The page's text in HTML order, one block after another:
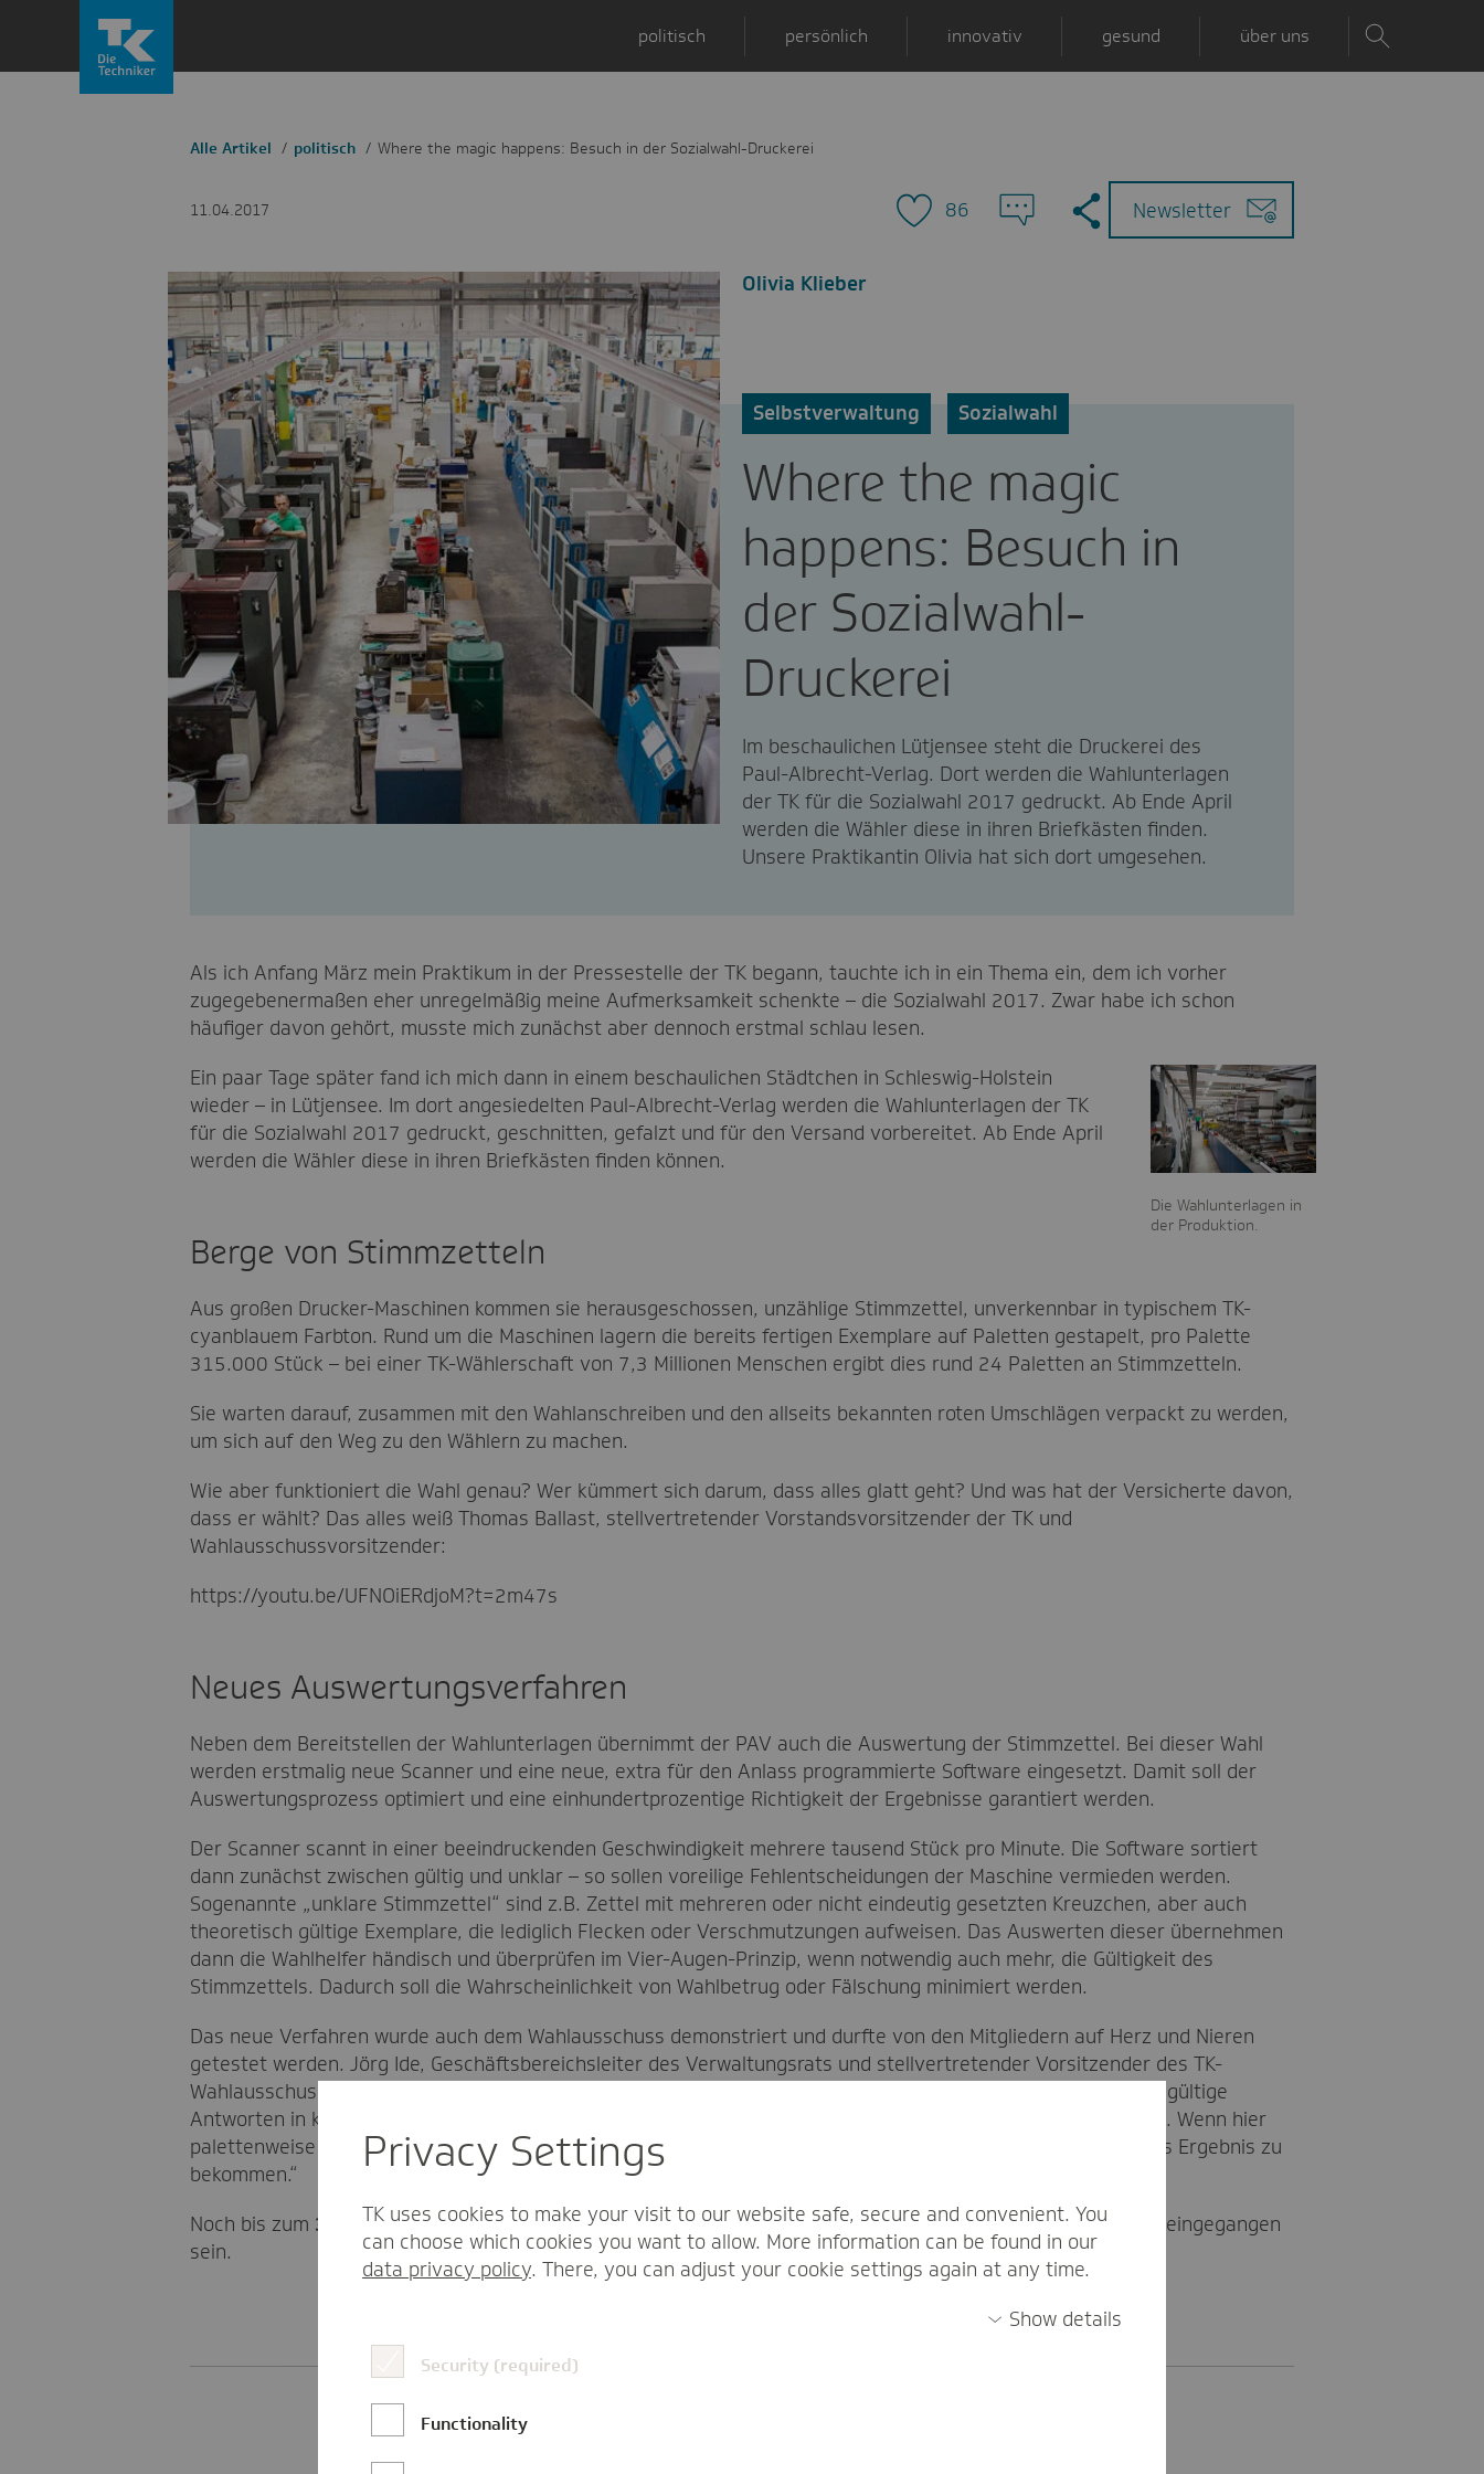
politisch persönlich innovativ gesund über uns
Alle Artikel politisch Where the magic happens: Besuch in der Sozialwahl-Druckerei
11.04.2017 86
Zu
den
Kommentaren
MailNewsletter
Olivia Klieber
Selbstverwaltung Sozialwahl
Where the magic
happens: Besuch in
der Sozialwahl-
Druckerei
Im beschaulichen Lütjensee steht die Druckerei des
Paul-Albrecht-Verlag. Dort werden die Wahlunterlagen
der TK für die Sozialwahl 2017 gedruckt. Ab Ende April
werden die Wähler diese in ihren Briefkästen finden.
Unsere Praktikantin Olivia hat sich dort umgesehen.
Als ich Anfang März mein Praktikum in der Pressestelle der TK begann, tauchte ich in ein Thema ein, dem ich vorher
zugegebenermaßen eher unregelmäßig meine Aufmerksamkeit schenkte – die Sozialwahl 2017. Zwar habe ich schon
häufiger davon gehört, musste mich zunächst aber dennoch erstmal schlau lesen.
Die Wahlunterlagen in
der Produktion.
Ein paar Tage später fand ich mich dann in einem beschaulichen Städtchen in Schleswig-Holstein
wieder – in Lütjensee. Im dort angesiedelten Paul-Albrecht-Verlag werden die Wahlunterlagen der TK
für die Sozialwahl 2017 gedruckt, geschnitten, gefalzt und für den Versand vorbereitet. Ab Ende April
werden die Wähler diese in ihren Briefkästen finden können.
Berge von Stimmzetteln
Aus großen Drucker-Maschinen kommen sie herausgeschossen, unzählige Stimmzettel, unverkennbar in typischem TK-
cyanblauem Farbton. Rund um die Maschinen lagern die bereits fertigen Exemplare auf Paletten gestapelt, pro Palette
315.000 Stück – bei einer TK-Wählerschaft von 7,3 Millionen Menschen ergibt dies rund 24 Paletten an Stimmzetteln.
Sie warten darauf, zusammen mit den Wahlanschreiben und den allseits bekannten roten Umschlägen verpackt zu werden,
um sich auf den Weg zu den Wählern zu machen.
Wie aber funktioniert die Wahl genau? Wer kümmert sich darum, dass alles glatt geht? Und was hat der Versicherte davon,
dass er wählt? Das alles weiß Thomas Ballast, stellvertretender Vorstandsvorsitzender der TK und
Wahlausschussvorsitzender:
https://youtu.be/UFNOiERdjoM?t=2m47s
Neues Auswertungsverfahren
Neben dem Bereitstellen der Wahlunterlagen übernimmt der PAV auch die Auswertung der Stimmzettel. Bei dieser Wahl
werden erstmalig neue Scanner und eine neue, extra für den Anlass programmierte Software eingesetzt. Damit soll der
Auswertungsprozess optimiert und eine einhundertprozentige Richtigkeit der Ergebnisse garantiert werden.
Der Scanner scannt in einer beeindruckenden Geschwindigkeit mehrere tausend Stück pro Minute. Die Software sortiert
dann zunächst zwischen gültig und unklar – so sollen voreilige Fehlentscheidungen der Maschine vermieden werden.
Sogenannte „unklare Stimmzettel“ sind z.B. Zettel mit mehreren oder nicht eindeutig gesetzten Kreuzchen, aber auch
theoretisch gültige Exemplare, die lediglich Flecken oder Verschmutzungen aufweisen. Das Auswerten dieser übernehmen
dann die Wahlhelfer händisch und überprüfen im Vier-Augen-Prinzip, wenn notwendig auch mehr, die Gültigkeit des
Stimmzettels. Dadurch soll die Wahrscheinlichkeit von Wahlbetrug oder Fälschung minimiert werden.
Das neue Verfahren wurde auch dem Wahlausschuss demonstriert und durfte von den Mitgliedern auf Herz und Nieren
getestet werden. Jörg Ide, Geschäftsbereichsleiter des Verwaltungsrats und stellvertretender Vorsitzender des TK-
Wahlausschusses: „Das neue, digitale Verfahren macht die Auswertung der Stimmen noch effizienter. Weil ungültige
Antworten in kürzester Zeit erfasst und aussortiert werden können, erleichtert es den Wahlhelfern die Arbeit. Wenn hier
palettenweise die ausgefüllten Stimmzettel eintreffen, zählt für den Wahlausschuss, schnell ein zuverlässiges Ergebnis zu
bekommen.“
Noch bis zum 31. Maihaben die Wähler Zeit, ihr Kreuzchen zu setzen. Bis dann müssen alle Briefe bei der TK eingegangen
sein.
Privacy Settings
TK uses cookies to make your visit to our website safe, secure and convenient. You
can choose which cookies you want to allow. More information can be found in our
data privacy policy. There, you can adjust your cookie settings again at any time.
Show details
Security (required)
Functionality